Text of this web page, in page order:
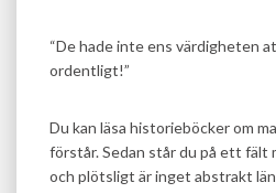
“De hade inte ens värdigheten
ordentligt!”
Du kan läsa historieböcker om
förstår. Sedan står du på ett fält
och plötsligt är inget abstrakt